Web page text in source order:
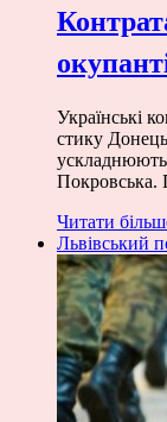
Українські
стику
ускладнюють
Покровська.
Читати
Львівський